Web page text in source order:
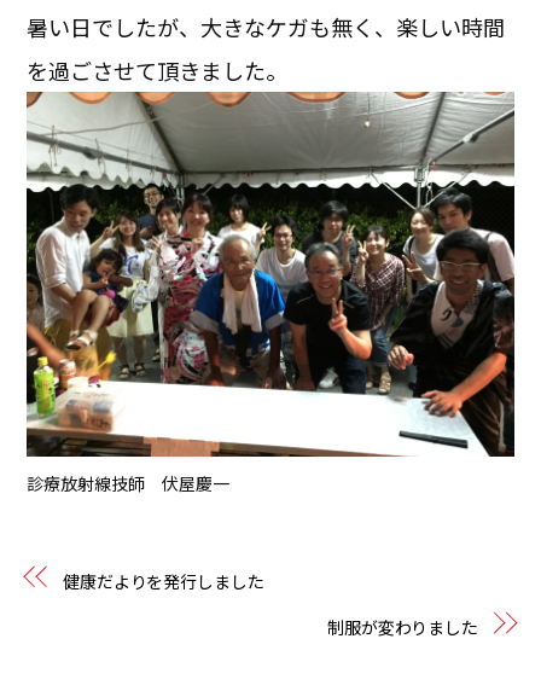
暑い日でしたが、大きなケガも無く、楽しい時間
を過ごさせて頂きました。
診療放射線技師 伏屋慶一
健康だよりを発行しました
制服が変わりました